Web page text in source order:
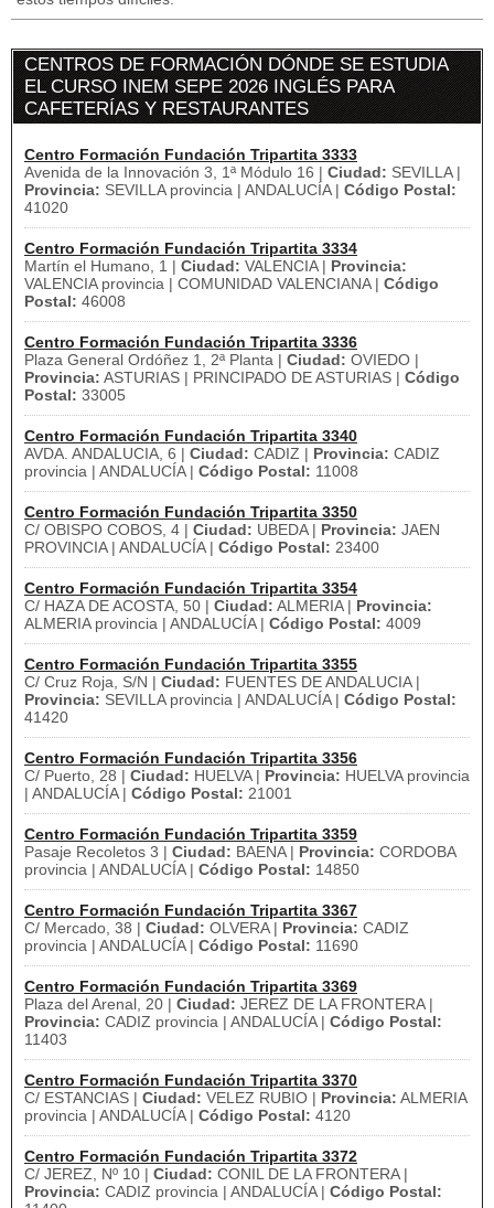
CENTROS DE FORMACIÓN DÓNDE SE ESTUDIA
EL CURSO INEM SEPE 2026 INGLÉS PARA
CAFETERÍAS Y RESTAURANTES
Centro Formación Fundación Tripartita 3333
Avenida de la Innovación 3, 1ª Módulo 16 | Ciudad: SEVILLA |
Provincia: SEVILLA provincia | ANDALUCÍA | Código Postal:
41020
Centro Formación Fundación Tripartita 3334
Martín el Humano, 1 | Ciudad: VALENCIA | Provincia:
VALENCIA provincia | COMUNIDAD VALENCIANA | Código
Postal: 46008
Centro Formación Fundación Tripartita 3336
Plaza General Ordóñez 1, 2ª Planta | Ciudad: OVIEDO |
Provincia: ASTURIAS | PRINCIPADO DE ASTURIAS | Código
Postal: 33005
Centro Formación Fundación Tripartita 3340
AVDA. ANDALUCIA, 6 | Ciudad: CADIZ | Provincia: CADIZ
provincia | ANDALUCÍA | Código Postal: 11008
Centro Formación Fundación Tripartita 3350
C/ OBISPO COBOS, 4 | Ciudad: UBEDA | Provincia: JAEN
PROVINCIA | ANDALUCÍA | Código Postal: 23400
Centro Formación Fundación Tripartita 3354
C/ HAZA DE ACOSTA, 50 | Ciudad: ALMERIA | Provincia:
ALMERIA provincia | ANDALUCÍA | Código Postal: 4009
Centro Formación Fundación Tripartita 3355
C/ Cruz Roja, S/N | Ciudad: FUENTES DE ANDALUCIA |
Provincia: SEVILLA provincia | ANDALUCÍA | Código Postal:
41420
Centro Formación Fundación Tripartita 3356
C/ Puerto, 28 | Ciudad: HUELVA | Provincia: HUELVA provincia
| ANDALUCÍA | Código Postal: 21001
Centro Formación Fundación Tripartita 3359
Pasaje Recoletos 3 | Ciudad: BAENA | Provincia: CORDOBA
provincia | ANDALUCÍA | Código Postal: 14850
Centro Formación Fundación Tripartita 3367
C/ Mercado, 38 | Ciudad: OLVERA | Provincia: CADIZ
provincia | ANDALUCÍA | Código Postal: 11690
Centro Formación Fundación Tripartita 3369
Plaza del Arenal, 20 | Ciudad: JEREZ DE LA FRONTERA |
Provincia: CADIZ provincia | ANDALUCÍA | Código Postal:
11403
Centro Formación Fundación Tripartita 3370
C/ ESTANCIAS | Ciudad: VELEZ RUBIO | Provincia: ALMERIA
provincia | ANDALUCÍA | Código Postal: 4120
Centro Formación Fundación Tripartita 3372
C/ JEREZ, Nº 10 | Ciudad: CONIL DE LA FRONTERA |
Provincia: CADIZ provincia | ANDALUCÍA | Código Postal: